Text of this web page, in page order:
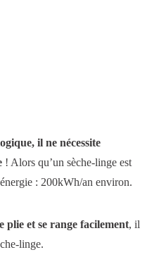
il ne nécessite
! Alors qu’un sèche-linge est
: 200kWh/an environ.
plie et se range facilement, il
linge.